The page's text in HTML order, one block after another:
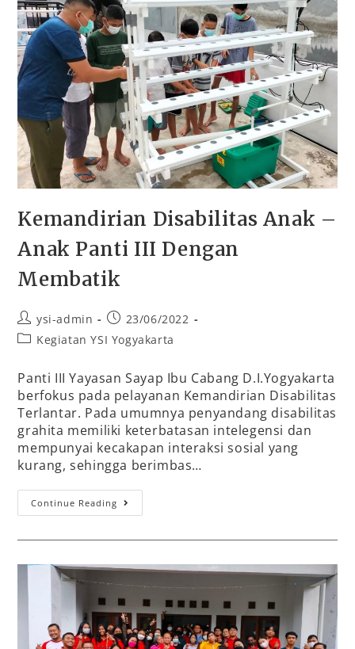
Kemandirian Disabilitas Anak –
Anak Panti III Dengan
Membatik
ysi-admin
23/06/2022
Kegiatan YSI Yogyakarta
Panti III Yayasan Sayap Ibu Cabang D.I.Yogyakarta
berfokus pada pelayanan Kemandirian Disabilitas
Terlantar. Pada umumnya penyandang disabilitas
grahita memiliki keterbatasan intelegensi dan
mempunyai kecakapan interaksi sosial yang
kurang, sehingga berimbas…
Continue Reading